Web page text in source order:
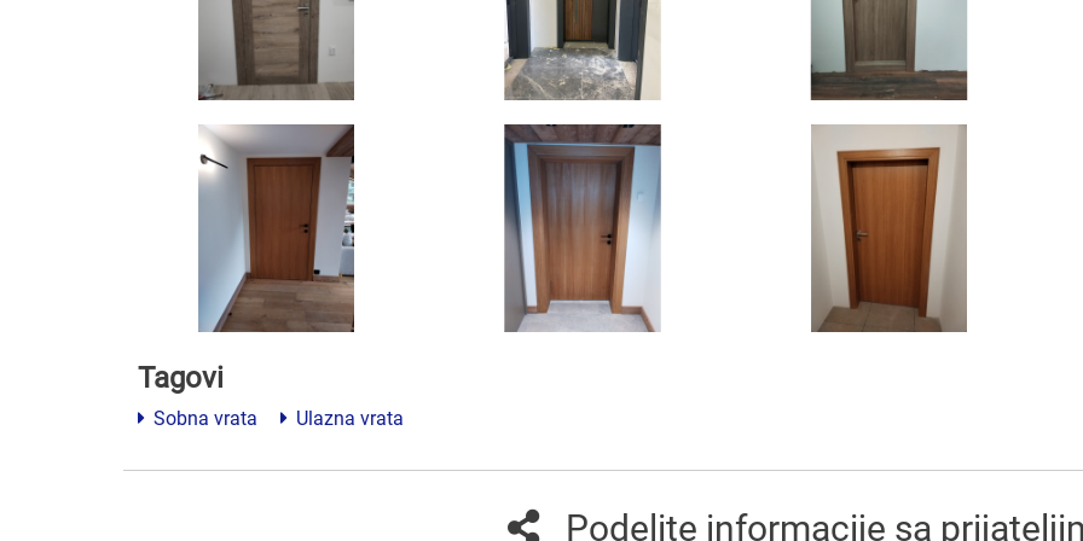
Tagovi
Sobna vrata Ulazna vrata
Podelite informacije sa